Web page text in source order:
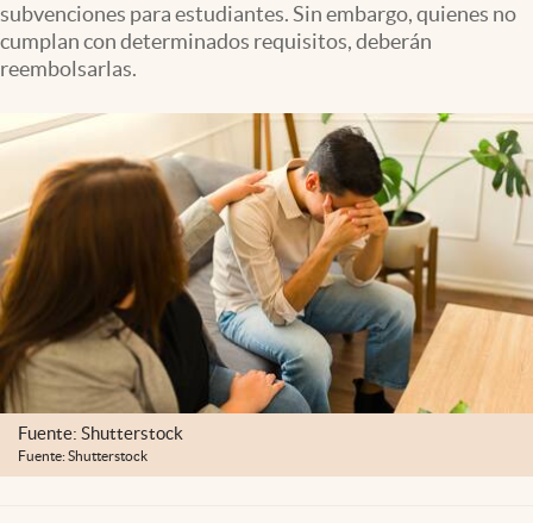
Lifestyle
USA
subvenciones para estudiantes. Sin embargo, quienes no
cumplan con determinados requisitos, deberán
reembolsarlas.
Fuente: Shutterstock
Fuente: Shutterstock